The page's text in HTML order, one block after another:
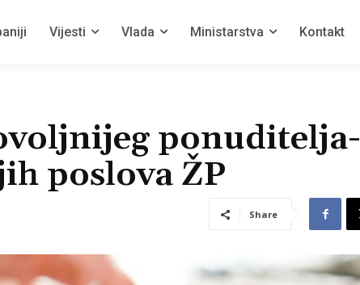
Vijesti Vlada Ministarstva Kontakt
ponuditelja-
poslova ŽP
Share